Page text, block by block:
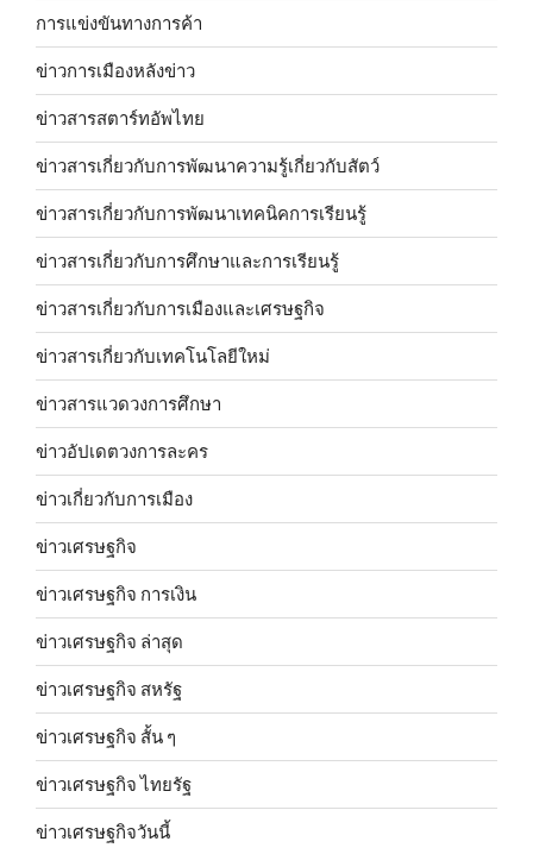
การแข่งขันทางการค้า
ข่าวการเมืองหลังข่าว
ข่าวสารสตาร์ทอัพไทย
ข่าวสารเกี่ยวกับการพัฒนาความรู้เกี่ยวกับสัตว์
ข่าวสารเกี่ยวกับการพัฒนาเทคนิคการเรียนรู้
ข่าวสารเกี่ยวกับการศึกษาและการเรียนรู้
ข่าวสารเกี่ยวกับการเมืองและเศรษฐกิจ
ข่าวสารเกี่ยวกับเทคโนโลยีใหม่
ข่าวสารแวดวงการศึกษา
ข่าวอัปเดตวงการละคร
ข่าวเกี่ยวกับการเมือง
ข่าวเศรษฐกิจ
ข่าวเศรษฐกิจ การเงิน
ข่าวเศรษฐกิจ ล่าสุด
ข่าวเศรษฐกิจ สหรัฐ
ข่าวเศรษฐกิจ สั้น ๆ
ข่าวเศรษฐกิจ ไทยรัฐ
ข่าวเศรษฐกิจวันนี้